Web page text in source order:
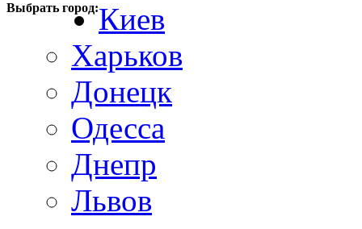
Выбрать город:Киев
Харьков
Донецк
Одесса
Днепр
Львов